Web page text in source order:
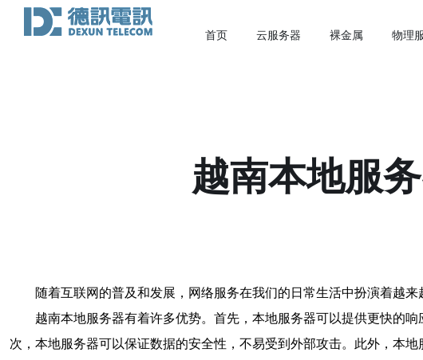
首页 云服务器 裸金属 物理
越南本地服
随着互联网的普及和发展，网络服务在我们的日常生活中扮演着越
越南本地服务器有着许多优势。首先，本地服务器可以提供更快的
次，本地服务器可以保证数据的安全性，不易受到外部攻击。此外，本